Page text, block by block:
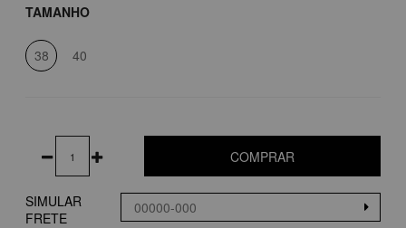
TAMANHO
38 40
COMPRAR
SIMULAR
FRETE